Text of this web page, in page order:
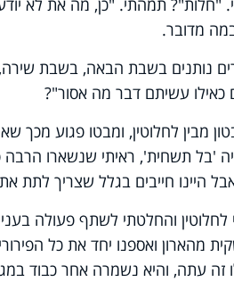
"חלות"? תמהתי. "כן, מה את לא
מדובר.
נותנים בשבת הבאה, בשבת
עשיתם דבר מה אסור"?
מבין לחלוטין, ומבטו פגוע
'בל תשחית', ראיתי שנשארו
היינו חייבים בגלל שצריך לתת
לחלוטין והחלטתי לשתף פעולה
מהארון ואספנו יחד את כל
עתה, והיא נשמרה אחר כבוד